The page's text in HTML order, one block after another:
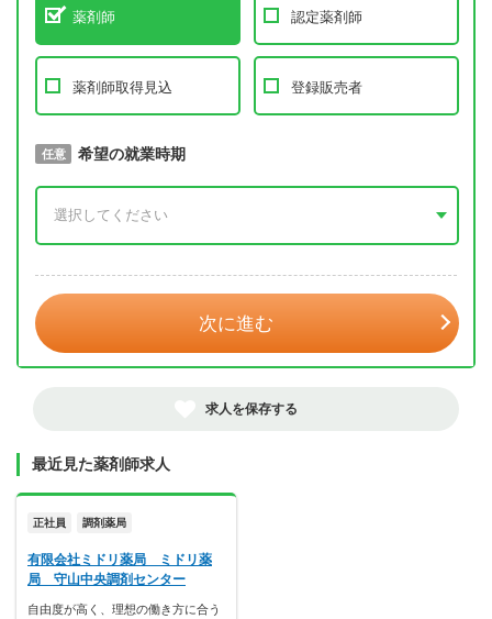
薬剤師 認定薬剤師
薬剤師取得見込 登録販売者
必須 取得予定年
任意 希望の就業時期
次に進む
求人を保存する
最近見た薬剤師求人
正社員 調剤薬局
有限会社ミドリ薬局 ミドリ薬
局 守山中央調剤センター
自由度が高く、理想の働き方に合う